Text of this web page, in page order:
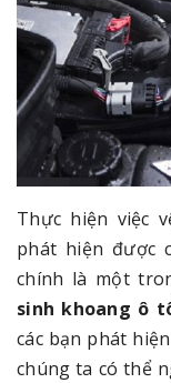
Thực hiện việc
phát hiện được
chính là một
sinh khoang ô
các bạn phát
chúng ta có thể